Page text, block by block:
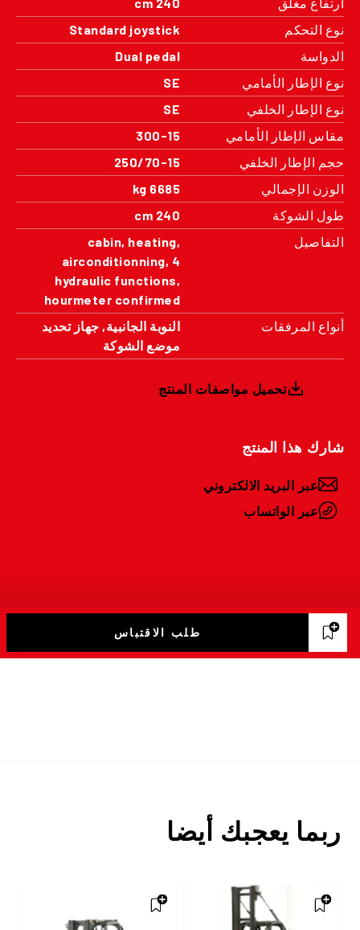
نوع التحكم
Standard joystick
الدواسة
Dual pedal
نوع الإطار الأمامي
SE
نوع الإطار الخلفي
SE
مقاس الإطار الأمامي
300-15
حجم الإطار الخلفي
250/70-15
الوزن الإجمالي
6685 kg
طول الشوكة
240 cm
التفاصيل
cabin, heating,
airconditionning, 4
hydraulic functions,
hourmeter confirmed
أنواع المرفقات
النوبة الجانبية, جهاز تحديد
موضع الشوكة
تحميل مواصفات المنتج
شارك هذا المنتج
عبر البريد الالكتروني
عبر الواتساب
طلب الاقتباس
ربما يعجبك أيضا